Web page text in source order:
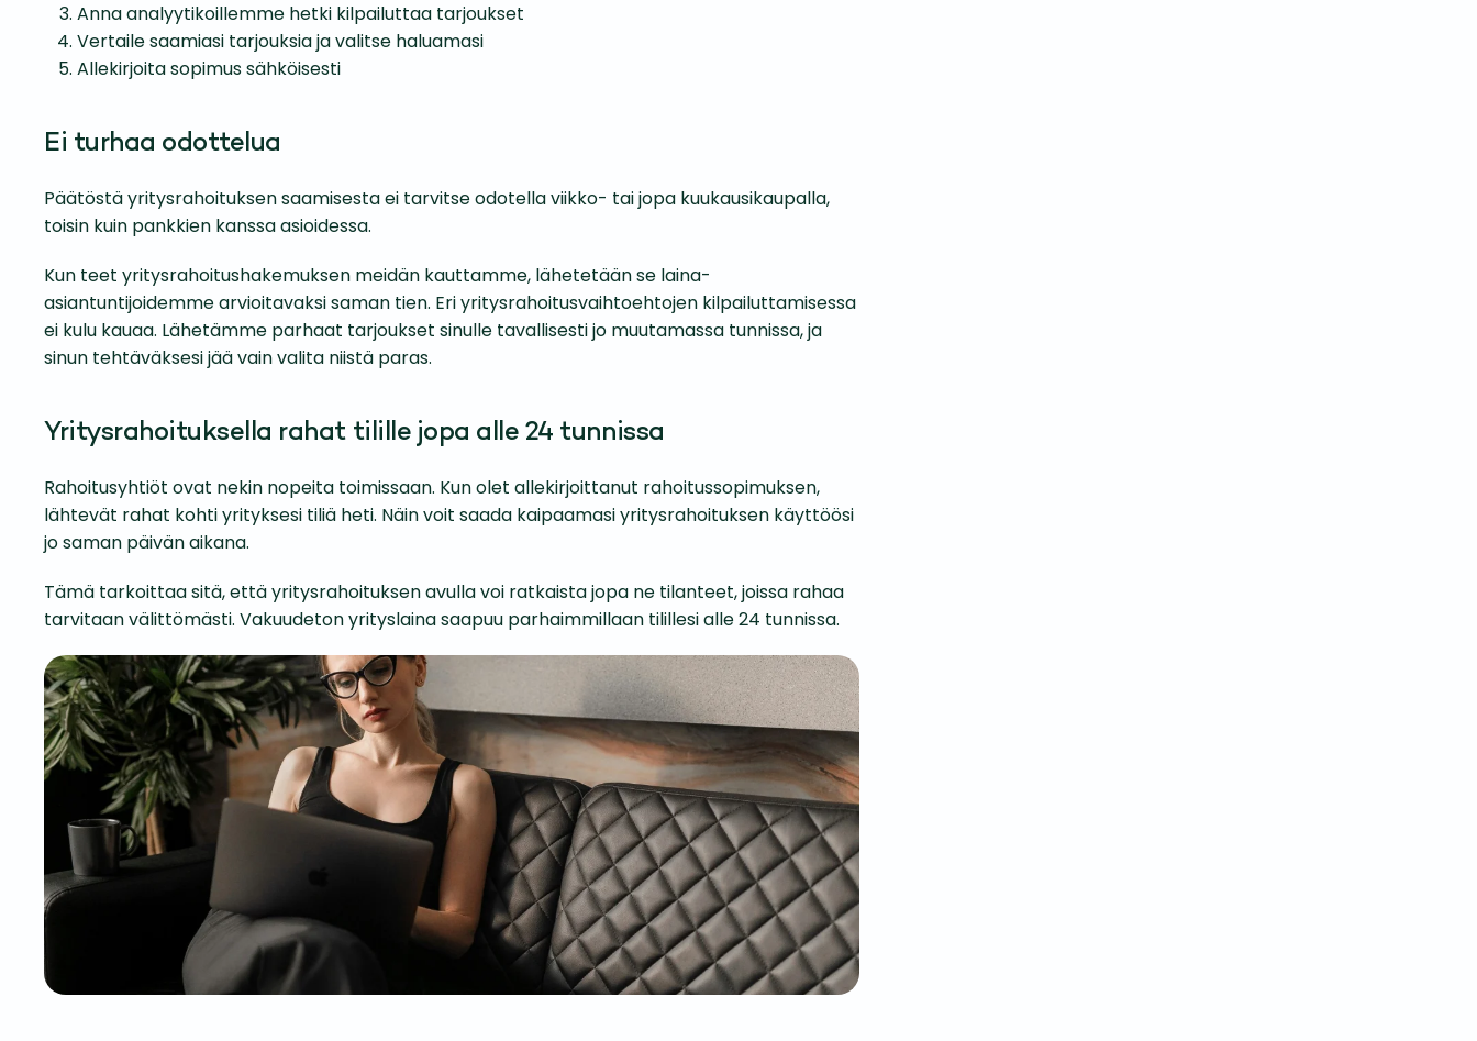
Anna analyytikoillemme hetki kilpailuttaa tarjoukset
Vertaile saamiasi tarjouksia ja valitse haluamasi
Allekirjoita sopimus sähköisesti
Ei turhaa odottelua
Päätöstä yritysrahoituksen saamisesta ei tarvitse odotella viikko- tai jopa kuukausikaupalla,
toisin kuin pankkien kanssa asioidessa.
Kun teet yritysrahoitus­hakemuksen meidän kauttamme, lähetetään se laina-
asiantuntijoidemme arvioitavaksi saman tien. Eri yritysrahoitus­vaihtoehtojen kilpailuttamisessa
ei kulu kauaa. Lähetämme parhaat tarjoukset sinulle tavallisesti jo muutamassa tunnissa, ja
sinun tehtäväksesi jää vain valita niistä paras.
Yritysrahoituksella rahat tilille jopa alle 24 tunnissa
Rahoitusyhtiöt ovat nekin nopeita toimissaan. Kun olet allekir­joittanut rahoitus­sopimuksen,
lähtevät rahat kohti yrityksesi tiliä heti. Näin voit saada kaipaamasi yritysrahoituksen käyttöösi
jo saman päivän aikana.
Tämä tarkoittaa sitä, että yritys­rahoituksen avulla voi ratkaista jopa ne tilanteet, joissa rahaa
tarvitaan välittömästi. Vakuu­deton yrityslaina saapuu parhaimmillaan tilillesi alle 24 tunnissa.